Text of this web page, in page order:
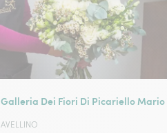
Galleria Dei Fiori Di Picariello Mario
AVELLINO